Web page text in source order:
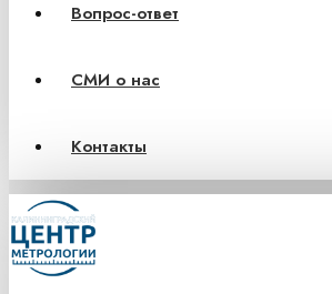
Вопрос-ответ
СМИ о нас
Контакты